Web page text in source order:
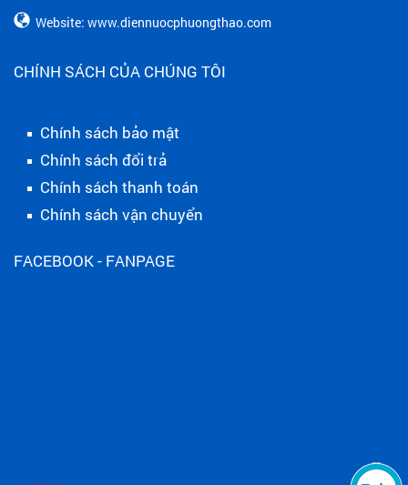
Website: www.diennuocphuongthao.com
CHÍNH SÁCH CỦA CHÚNG TÔI
Chính sách bảo mật
Chính sách đổi trả
Chính sách thanh toán
Chính sách vận chuyển
FACEBOOK - FANPAGE